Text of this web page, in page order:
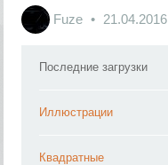
Fuze 21.04.2016
Последние загрузки
Иллюстрации
Квадратные